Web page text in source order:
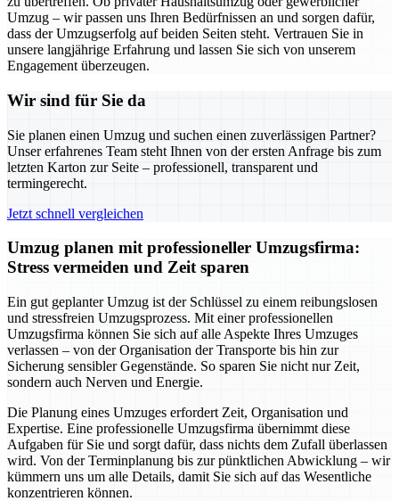
Umzug – wir passen uns Ihren Bedürfnissen an und sorgen dafür,
dass der Umzugserfolg auf beiden Seiten steht. Vertrauen Sie in
unsere langjährige Erfahrung und lassen Sie sich von unserem
Engagement überzeugen.
Wir sind für Sie da
Sie planen einen Umzug und suchen einen zuverlässigen Partner?
Unser erfahrenes Team steht Ihnen von der ersten Anfrage bis zum
letzten Karton zur Seite – professionell, transparent und
termingerecht.
Jetzt schnell vergleichen
Umzug planen mit professioneller Umzugsfirma:
Stress vermeiden und Zeit sparen
Ein gut geplanter Umzug ist der Schlüssel zu einem reibungslosen
und stressfreien Umzugsprozess. Mit einer professionellen
Umzugsfirma können Sie sich auf alle Aspekte Ihres Umzuges
verlassen – von der Organisation der Transporte bis hin zur
Sicherung sensibler Gegenstände. So sparen Sie nicht nur Zeit,
sondern auch Nerven und Energie.
Die Planung eines Umzuges erfordert Zeit, Organisation und
Expertise. Eine professionelle Umzugsfirma übernimmt diese
Aufgaben für Sie und sorgt dafür, dass nichts dem Zufall überlassen
wird. Von der Terminplanung bis zur pünktlichen Abwicklung – wir
kümmern uns um alle Details, damit Sie sich auf das Wesentliche
konzentrieren können.